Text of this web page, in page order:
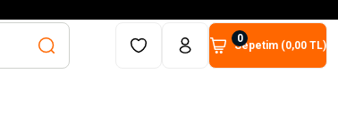
Sepetim (0,00 TL)
0